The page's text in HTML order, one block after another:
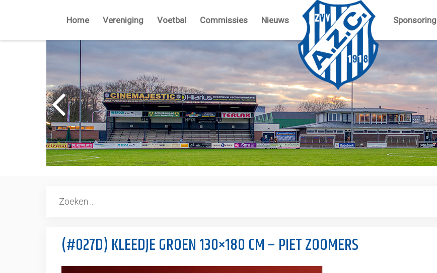
Home Vereniging Voetbal Commissies Nieuws Sponsoring
(#027D) KLEEDJE GROEN 130×180 CM – PIET ZOOMERS